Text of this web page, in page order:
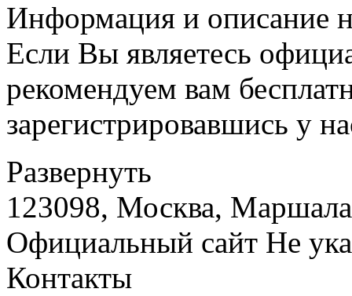
Информация и описание
Если Вы являетесь
рекомендуем вам
зарегистрировавшись у
Развернуть
123098, Москва,
Официальный сайт Не
Контакты